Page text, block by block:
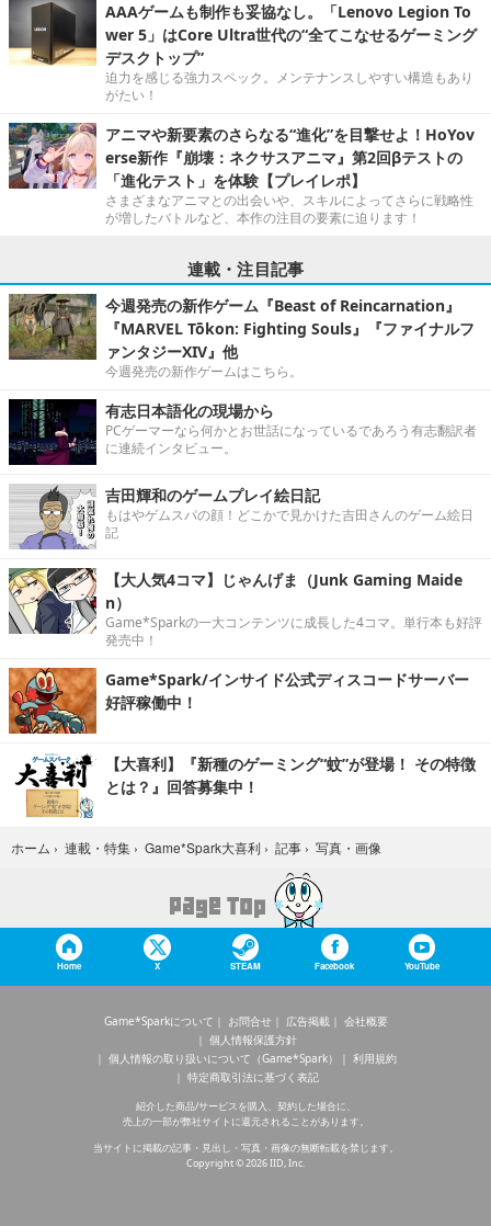
AAAゲームも制作も妥協なし。「Lenovo Legion To
wer 5」はCore Ultra世代の“全てこなせるゲーミング
デスクトップ”
迫力を感じる強力スペック。メンテナンスしやすい構造もあり
がたい！
アニマや新要素のさらなる“進化”を目撃せよ！HoYov
erse新作『崩壊：ネクサスアニマ』第2回βテストの
「進化テスト」を体験【プレイレポ】
さまざまなアニマとの出会いや、スキルによってさらに戦略性
が増したバトルなど、本作の注目の要素に迫ります！
連載・注目記事
今週発売の新作ゲーム『Beast of Reincarnation』
『MARVEL Tōkon: Fighting Souls』『ファイナルフ
ァンタジーXIV』他
今週発売の新作ゲームはこちら。
有志日本語化の現場から
PCゲーマーなら何かとお世話になっているであろう有志翻訳者
に連続インタビュー。
吉田輝和のゲームプレイ絵日記
もはやゲムスパの顔！どこかで見かけた吉田さんのゲーム絵日
記
【大人気4コマ】じゃんげま（Junk Gaming Maide
n）
Game*Sparkの一大コンテンツに成長した4コマ。単行本も好評
発売中！
Game*Spark/インサイド公式ディスコードサーバー
好評稼働中！
【大喜利】『新種のゲーミング“蚊”が登場！ その特徴
とは？』回答募集中！
ホーム › 連載・特集 › Game*Spark大喜利 › 記事 › 写真・画像
Home X STEAM Facebook YouTube
Game*Sparkについて お問合せ 広告掲載
会社概要
個人情報保護方針
個人情報の取り扱いについて（Game*Spark）
利用規約
特定商取引法に基づく表記
紹介した商品/サービスを購入、契約した場合に、
売上の一部が弊社サイトに還元されることがあります。
当サイトに掲載の記事・見出し・写真・画像の無断転載を禁じます。
Copyright © 2026 IID, Inc.